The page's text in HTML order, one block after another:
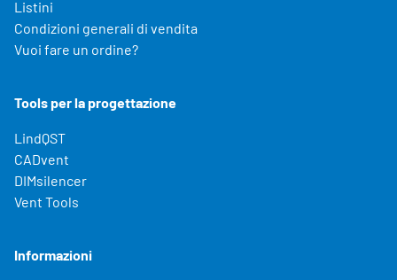
Listini
Condizioni generali di vendita
Vuoi fare un ordine?
Tools per la progettazione
LindQST
CADvent
DIMsilencer
Vent Tools
Informazioni